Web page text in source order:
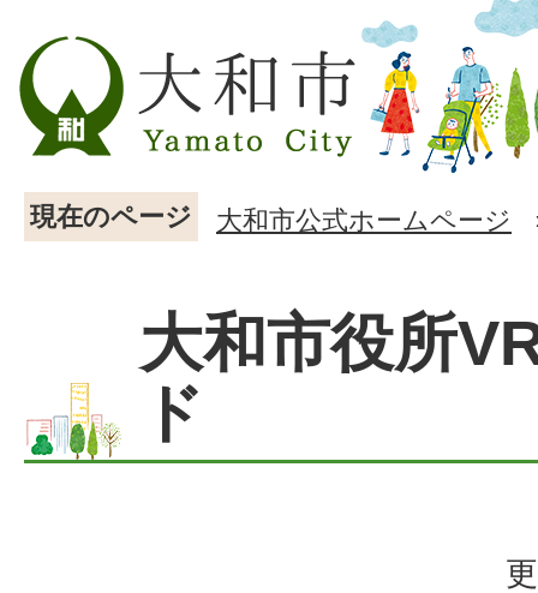
現在のページ 大和市公式ホームページ
大和市役所
ド